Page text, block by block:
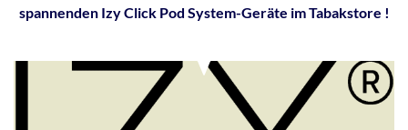
spannenden Izy Click Pod System-Geräte im Tabakstore !